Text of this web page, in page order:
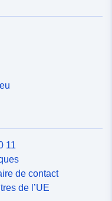
11
de contact
de l’UE